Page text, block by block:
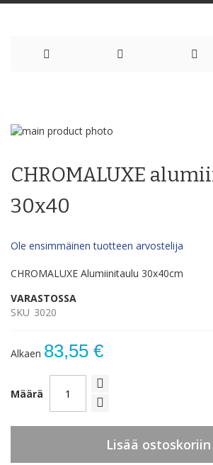
Content
Skip
end
the
images
the
of
the
gallery
CHROMALUXE
30x40
Ole ensimmäinen tuotteen arvostelija
CHROMALUXE Alumiinitaulu 30x40cm
VARASTOSSA
SKU 3020
Alkaen 83,55 €
Määrä
Lisää ostoskoriin